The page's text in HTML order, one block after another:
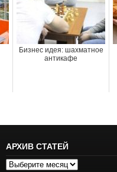
Бизнес идея: шахматное
антикафе
АРХИВ СТАТЕЙ
Архив